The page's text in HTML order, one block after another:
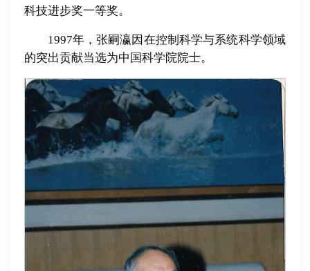
科技进步奖一等奖。
1997年，张嗣瀛因在控制科学与系统科学领域
的突出贡献当选为中国科学院院士。